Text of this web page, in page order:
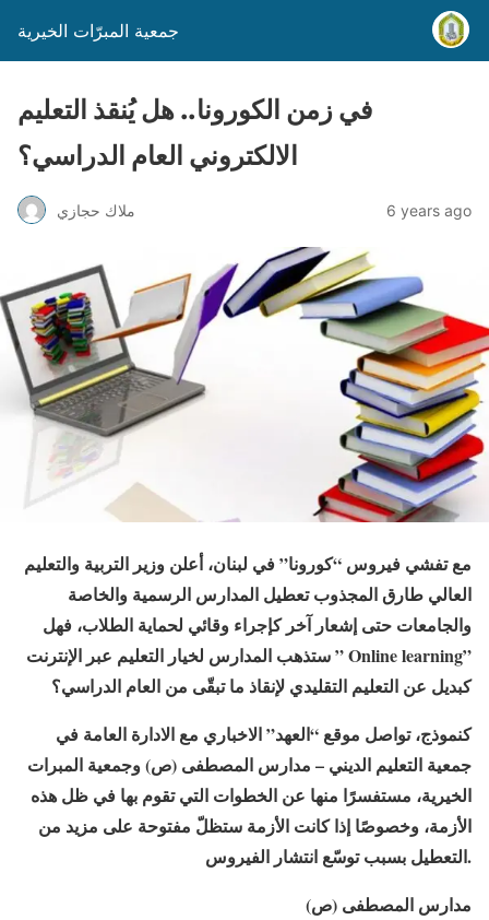
جمعية المبرّات الخيرية
في زمن الكورونا.. هل يُنقذ التعليم
الالكتروني العام الدراسي؟
ملاك حجازي 6 years ago
مع تفشي فيروس “كورونا” في لبنان، أعلن وزير التربية والتعليم
العالي طارق المجذوب تعطيل المدارس الرسمية والخاصة
والجامعات حتى إشعار آخر كإجراء وقائي لحماية الطلاب، فهل
ستذهب المدارس لخيار التعليم عبر الإنترنت ”Online learning”
كبديل عن التعليم التقليدي لإنقاذ ما تبقّى من العام الدراسي؟
كنموذج، تواصل موقع “العهد” الاخباري مع الادارة العامة في
جمعية التعليم الديني – مدارس المصطفى (ص) وجمعية المبرات
الخيرية، مستفسرًا منها عن الخطوات التي تقوم بها في ظل هذه
الأزمة، وخصوصًا إذا كانت الأزمة ستظلّ مفتوحة على مزيد من
التعطيل بسبب توسّع انتشار الفيروس.
مدارس المصطفى (ص)